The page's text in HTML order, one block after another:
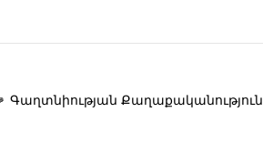
Գաղտնիության Քաղաքականություն